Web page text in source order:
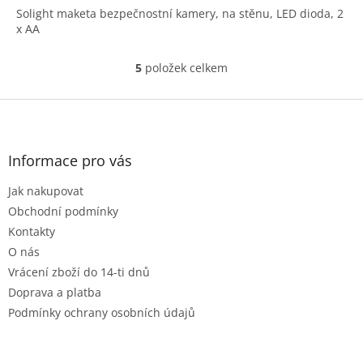
Solight maketa bezpečnostní kamery, na stěnu, LED dioda, 2
x AA
O
l
p
i
5 položek celkem
Z
Informace pro vás
Jak nakupovat
Obchodní podmínky
Kontakty
O nás
Vrácení zboží do 14-ti dnů
Doprava a platba
Podmínky ochrany osobních údajů